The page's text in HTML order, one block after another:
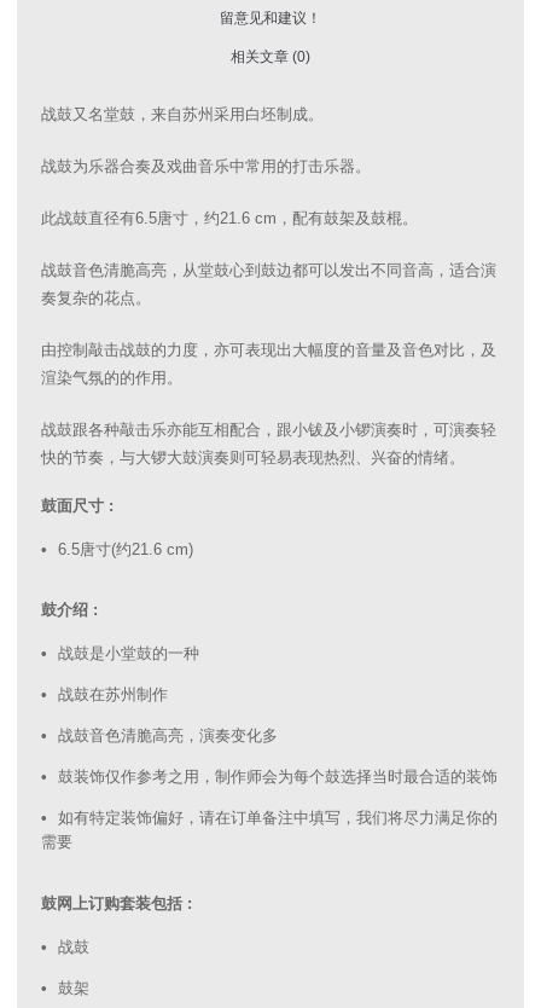
留意见和建议！
相关文章 (0)
战鼓又名堂鼓，来自苏州采用白坯制成。
战鼓为乐器合奏及戏曲音乐中常用的打击乐器。
此战鼓直径有6.5唐寸，约21.6 cm，配有鼓架及鼓棍。
战鼓音色清脆高亮，从堂鼓心到鼓边都可以发出不同音高，适合演
奏复杂的花点。
由控制敲击战鼓的力度，亦可表现出大幅度的音量及音色对比，及
渲染气氛的的作用。
战鼓跟各种敲击乐亦能互相配合，跟小钹及小锣演奏时，可演奏轻
快的节奏，与大锣大鼓演奏则可轻易表现热烈、兴奋的情绪。
鼓面尺寸 :
6.5唐寸(约21.6 cm)
鼓介绍 :
战鼓是小堂鼓的一种
战鼓在苏州制作
战鼓音色清脆高亮，演奏变化多
鼓装饰仅作参考之用，制作师会为每个鼓选择当时最合适的装饰
如有特定装饰偏好，请在订单备注中填写，我们将尽力满足你的
需要
鼓网上订购套装包括 :
战鼓
鼓架